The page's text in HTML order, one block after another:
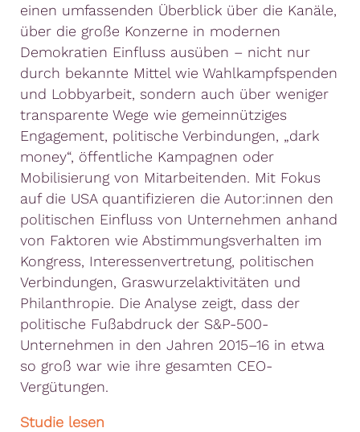
einen umfassenden Überblick über die Kanäle,
über die große Konzerne in modernen
Demokratien Einfluss ausüben – nicht nur
durch bekannte Mittel wie Wahlkampfspenden
und Lobbyarbeit, sondern auch über weniger
transparente Wege wie gemeinnütziges
Engagement, politische Verbindungen, „dark
money“, öffentliche Kampagnen oder
Mobilisierung von Mitarbeitenden. Mit Fokus
auf die USA quantifizieren die Autor:innen den
politischen Einfluss von Unternehmen anhand
von Faktoren wie Abstimmungsverhalten im
Kongress, Interessenvertretung, politischen
Verbindungen, Graswurzelaktivitäten und
Philanthropie. Die Analyse zeigt, dass der
politische Fußabdruck der S&P-500-
Unternehmen in den Jahren 2015–16 in etwa
so groß war wie ihre gesamten CEO-
Vergütungen.
Studie lesen